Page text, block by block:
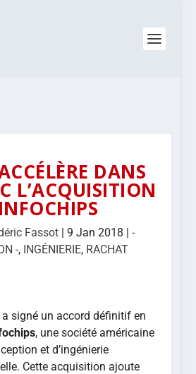
DANS
L’ACQUISITION
Fassot |9 Jan 2018 |-
-, INGÉNIERIE, RACHAT
a signé un accord définitif en
, une société américaine
et d’ingénierie
Cette acquisition ajoute